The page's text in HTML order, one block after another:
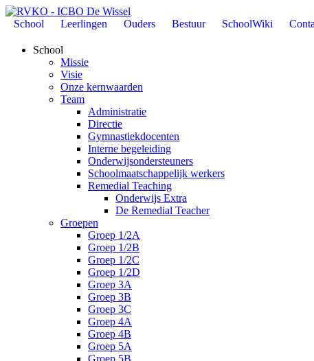
School Leerlingen Ouders Bestuur SchoolWiki
School
Missie
Visie
Onze kernwaarden
Team
Administratie
Directie
Gymnastiekdocenten
Interne begeleiding
Onderwijsondersteuners
Schoolmaatschappelijk werkers
Remedial Teaching
Onderwijs Extra
De Remedial Teacher
Groepen
Groep 1/2A
Groep 1/2B
Groep 1/2C
Groep 1/2D
Groep 3A
Groep 3B
Groep 3C
Groep 4A
Groep 4B
Groep 5A
Groep 5B